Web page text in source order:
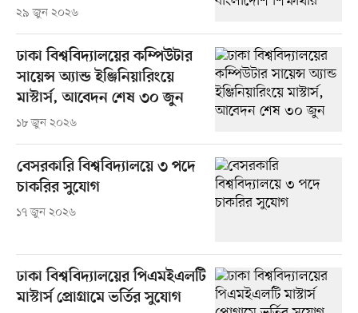
২৯ জুন ২০২৬
ঢাকা বিশ্ববিদ্যালয়ের কম্পিউটার
সায়েন্স অ্যান্ড ইঞ্জিনিয়ারিংয়ে
মাস্টার্স, আবেদন শেষ ৩০ জুন
১৮ জুন ২০২৬
বেসরকারি বিশ্ববিদ্যালয়ে ৩ পদে
চাকরির সুযোগ
১৭ জুন ২০২৬
ঢাকা বিশ্ববিদ্যালয়ের পিএমইএলটি
মাস্টার্স প্রোগ্রামে ভর্তির সুযোগ